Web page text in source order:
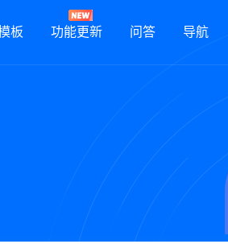
板 功能更新 问答 导航